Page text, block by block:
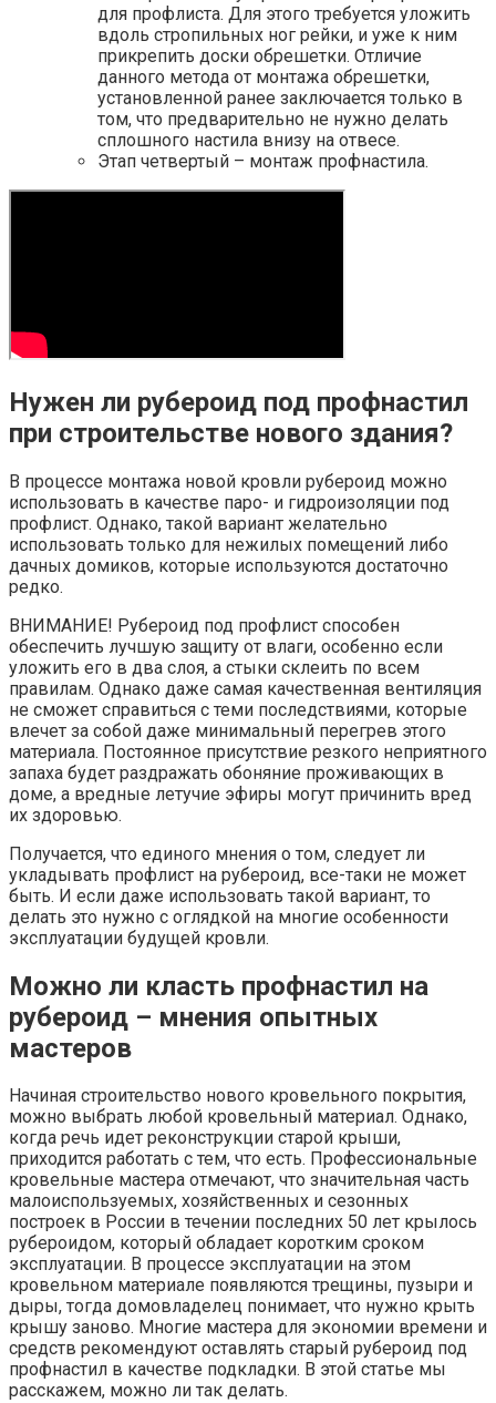
для профлиста. Для этого требуется уложить
вдоль стропильных ног рейки, и уже к ним
прикрепить доски обрешетки. Отличие
данного метода от монтажа обрешетки,
установленной ранее заключается только в
том, что предварительно не нужно делать
сплошного настила внизу на отвесе.
Этап четвертый – монтаж профнастила.
Нужен ли рубероид под профнастил
при строительстве нового здания?
В процессе монтажа новой кровли рубероид можно
использовать в качестве паро- и гидроизоляции под
профлист. Однако, такой вариант желательно
использовать только для нежилых помещений либо
дачных домиков, которые используются достаточно
редко.
ВНИМАНИЕ! Рубероид под профлист способен
обеспечить лучшую защиту от влаги, особенно если
уложить его в два слоя, а стыки склеить по всем
правилам. Однако даже самая качественная вентиляция
не сможет справиться с теми последствиями, которые
влечет за собой даже минимальный перегрев этого
материала. Постоянное присутствие резкого неприятного
запаха будет раздражать обоняние проживающих в
доме, а вредные летучие эфиры могут причинить вред
их здоровью.
Получается, что единого мнения о том, следует ли
укладывать профлист на рубероид, все-таки не может
быть. И если даже использовать такой вариант, то
делать это нужно с оглядкой на многие особенности
эксплуатации будущей кровли.
Можно ли класть профнастил на
рубероид – мнения опытных
мастеров
Начиная строительство нового кровельного покрытия,
можно выбрать любой кровельный материал. Однако,
когда речь идет реконструкции старой крыши,
приходится работать с тем, что есть. Профессиональные
кровельные мастера отмечают, что значительная часть
малоиспользуемых, хозяйственных и сезонных
построек в России в течении последних 50 лет крылось
рубероидом, который обладает коротким сроком
эксплуатации. В процессе эксплуатации на этом
кровельном материале появляются трещины, пузыри и
дыры, тогда домовладелец понимает, что нужно крыть
крышу заново. Многие мастера для экономии времени и
средств рекомендуют оставлять старый рубероид под
профнастил в качестве подкладки. В этой статье мы
расскажем, можно ли так делать.